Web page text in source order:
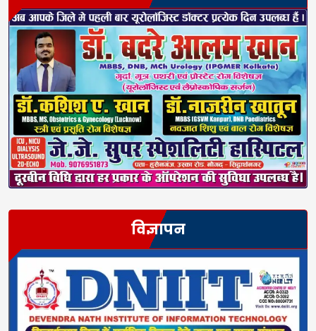
विज्ञापन